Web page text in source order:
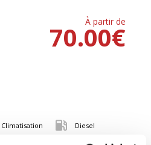
À partir de
€
70.00
Climatisation Diesel